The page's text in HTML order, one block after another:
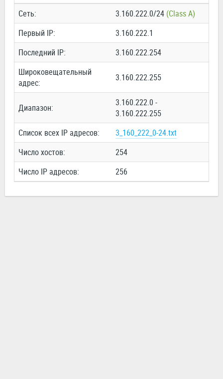
Сеть:
3.160.222.0/24 (Class A)
Первый IP:
3.160.222.1
Последний IP:
3.160.222.254
Широковещательный
адрес:
3.160.222.255
Диапазон:
3.160.222.0 -
3.160.222.255
Список всех IP адресов:
3_160_222_0-24.txt
Число хостов:
254
Число IP адресов:
256